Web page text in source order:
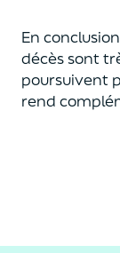
En
décès sont
poursuivent
rend